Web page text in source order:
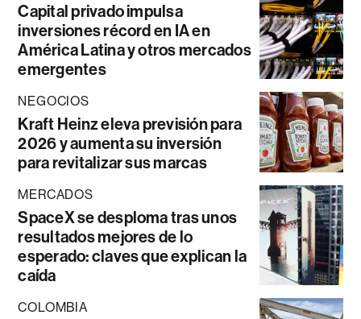
Capital privado impulsa
inversiones récord en IA en
América Latina y otros mercados
emergentes
NEGOCIOS
Kraft Heinz eleva previsión para
2026 y aumenta su inversión
para revitalizar sus marcas
MERCADOS
SpaceX se desploma tras unos
resultados mejores de lo
esperado: claves que explican la
caída
COLOMBIA